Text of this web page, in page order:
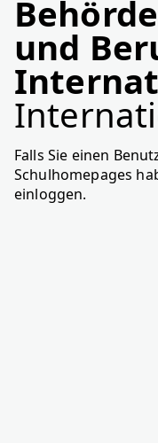
und
Falls Sie einen
Schulhomepages
einloggen.